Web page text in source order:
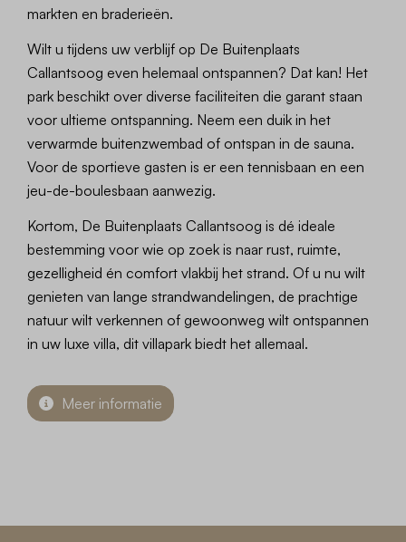
markten en braderieën.
Wilt u tijdens uw verblijf op De Buitenplaats
Callantsoog even helemaal ontspannen? Dat kan! Het
park beschikt over diverse faciliteiten die garant staan
voor ultieme ontspanning. Neem een duik in het
verwarmde buitenzwembad of ontspan in de sauna.
Voor de sportieve gasten is er een tennisbaan en een
jeu-de-boulesbaan aanwezig.
Kortom, De Buitenplaats Callantsoog is dé ideale
bestemming voor wie op zoek is naar rust, ruimte,
gezelligheid én comfort vlakbij het strand. Of u nu wilt
genieten van lange strandwandelingen, de prachtige
natuur wilt verkennen of gewoonweg wilt ontspannen
in uw luxe villa, dit villapark biedt het allemaal.
Meer informatie